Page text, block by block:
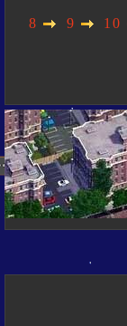
8
9 10